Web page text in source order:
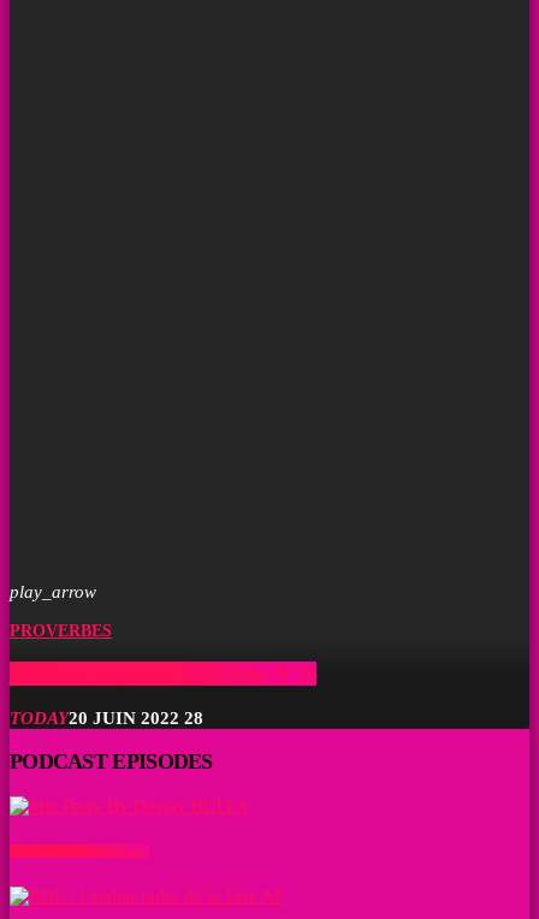
play_arrow
PROVERBES
Pòtalan : Le proverbe du Jour N°26
TODAY20 JUIN 2022 28
PODCAST EPISODES
Mix Party By Deejay BULLS